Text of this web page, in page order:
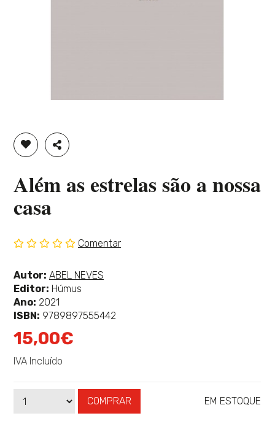
ADICIONAR À LISTA DE DESEJOS
PARTILHAR
Além as estrelas são a nossa
casa
classificação
Comentar
Autor: Ver
mais
sobre
ABEL NEVES
Editor: Húmus
Ano: 2021
ISBN: 9789897555442
15,00€
IVA Incluído
Qtd COMPRAR
Disponibilidade: EM ESTOQUE